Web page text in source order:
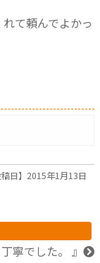
て頼んでよかっ
稿日】2015年1月13日
寧でした。 』